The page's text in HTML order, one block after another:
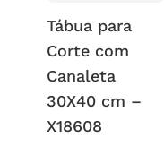
Tábua para
Corte com
Canaleta
30X40 cm –
X18608